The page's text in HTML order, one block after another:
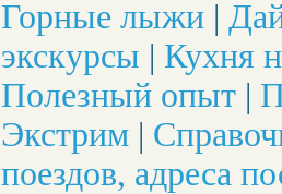
Горные лыжи |
экскурсы | Кухня
Полезный опыт |
Экстрим |
поездов, адреса